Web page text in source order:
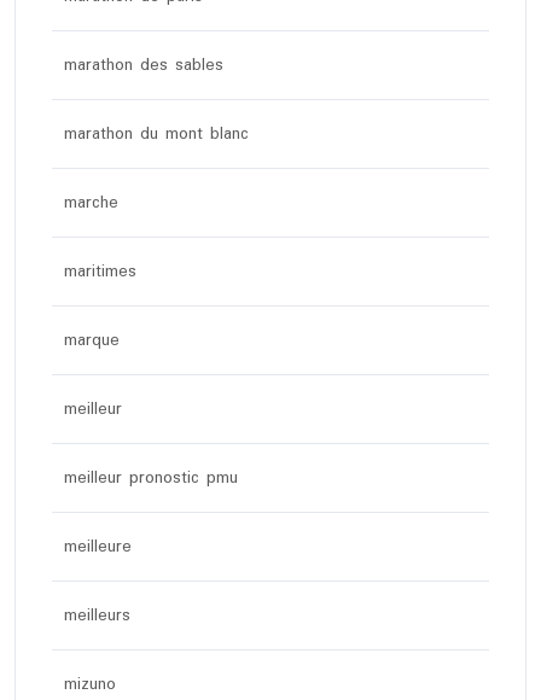
marathon des sables
marathon du mont blanc
marche
maritimes
marque
meilleur
meilleur pronostic pmu
meilleure
meilleurs
mizuno